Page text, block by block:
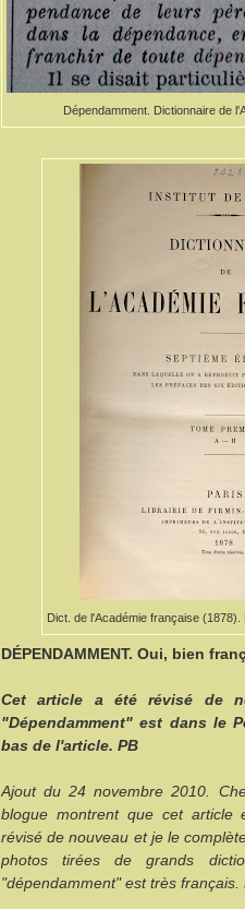
Dépendamment. Dictionnaire de
Dict. de l'Académie française (1878).
DÉPENDAMMENT. Oui, bien
Cet article a été révisé de
"Dépendamment" est dans le
bas de l'article. PB
Ajout du 24 novembre 2010.
blogue montrent que cet article
révisé de nouveau et je le
photos tirées de grands
"dépendamment" est très français.